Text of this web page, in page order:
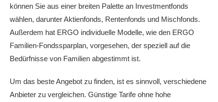
können Sie aus einer breiten Palette an Investmentfonds
wählen, darunter Aktienfonds, Rentenfonds und Mischfonds.
Außerdem hat ERGO individuelle Modelle, wie den ERGO
Familien-Fondssparplan, vorgesehen, der speziell auf die
Bedürfnisse von Familien abgestimmt ist.
Um das beste Angebot zu finden, ist es sinnvoll, verschiedene
Anbieter zu vergleichen. Günstige Tarife ohne hohe